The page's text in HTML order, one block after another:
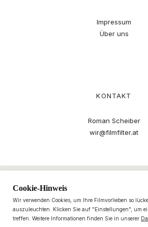
Impressum
Über uns
KONTAKT
Roman Scheiber
wir@filmfilter.at
Cookie-Hinweis
Wir verwenden Cookies, um Ihre Filmvorlieben so
auszuleuchten. Klicken Sie auf "Einstellungen", um
treffen. Weitere Informationen finden Sie in unserer